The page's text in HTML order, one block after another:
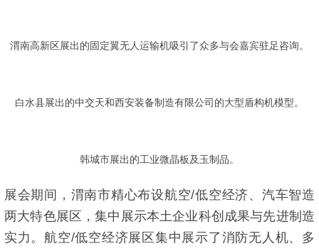
渭南高新区展出的固定翼无人运输机吸引了众多与会嘉宾驻足咨询。
白水县展出的中交天和西安装备制造有限公司的大型盾构机模型。
韩城市展出的工业微晶板及玉制品。
展会期间，渭南市精心布设航空/低空经济、汽车智造
两大特色展区，集中展示本土企业科创成果与先进制造
实力。航空/低空经济展区集中展示了消防无人机、多